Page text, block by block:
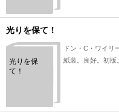
光りを保て！
光りを保
て！
ドン・C・ワイ
紙装。良好。初版